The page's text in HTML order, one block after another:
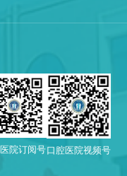
院订阅号 口腔医院视频号